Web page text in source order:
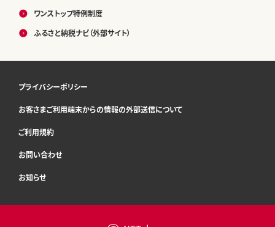
ワンストップ特例制度
ふるさと納税ナビ（外部サイト）
プライバシーポリシー
お客さまご利用端末からの情報の外部送信について
ご利用規約
お問い合わせ
お知らせ